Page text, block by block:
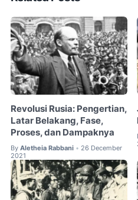
Revolusi Rusia: Pengertian,
Latar Belakang, Fase,
Proses, dan Dampaknya
By Aletheia Rabbani • 26 December
2021